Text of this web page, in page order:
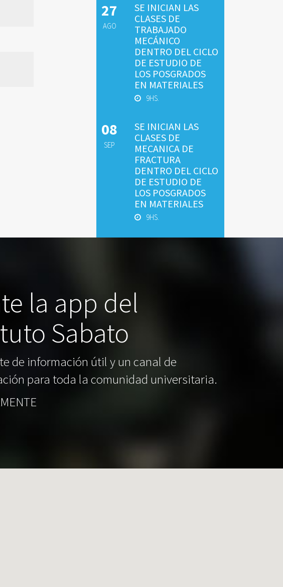
27
AGO
SE INICIAN LAS
CLASES DE
TRABAJADO
MECÁNICO
DENTRO DEL CICLO
DE ESTUDIO DE
LOS POSGRADOS
EN MATERIALES
9HS.
08
SEP
SE INICIAN LAS
CLASES DE
MECANICA DE
FRACTURA
DENTRO DEL CICLO
DE ESTUDIO DE
LOS POSGRADOS
EN MATERIALES
9HS.
la app del
Sabato
de información útil y un canal de
para toda la comunidad universitaria.